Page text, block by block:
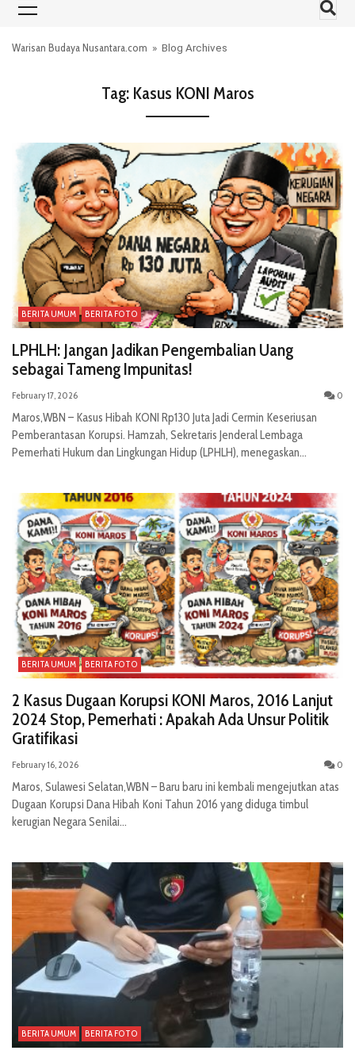
Warisan Budaya Nusantara.com » Blog Archives
Tag: Kasus KONI Maros
BERITA UMUM BERITA FOTO
LPHLH: Jangan Jadikan Pengembalian Uang
sebagai Tameng Impunitas!
February 17, 2026 0
Maros,WBN – Kasus Hibah KONI Rp130 Juta Jadi Cermin Keseriusan
Pemberantasan Korupsi. Hamzah, Sekretaris Jenderal Lembaga
Pemerhati Hukum dan Lingkungan Hidup (LPHLH), menegaskan...
BERITA UMUM BERITA FOTO
2 Kasus Dugaan Korupsi KONI Maros, 2016 Lanjut
2024 Stop, Pemerhati : Apakah Ada Unsur Politik
Gratifikasi
February 16, 2026 0
Maros, Sulawesi Selatan,WBN – Baru baru ini kembali mengejutkan atas
Dugaan Korupsi Dana Hibah Koni Tahun 2016 yang diduga timbul
kerugian Negara Senilai...
BERITA UMUM BERITA FOTO